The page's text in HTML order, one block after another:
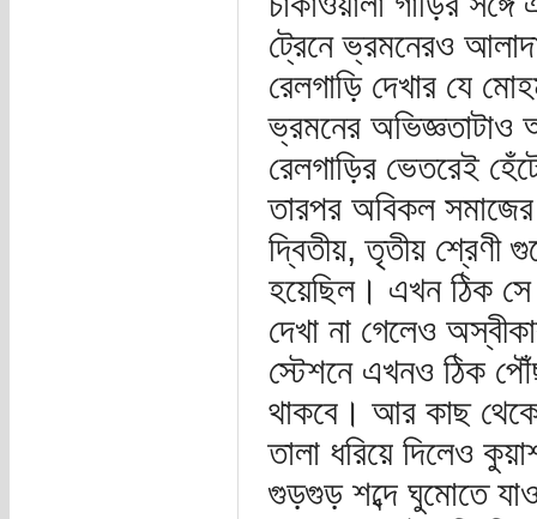
ট্রেনে ভ্রমনেরও
রেলগাড়ি দেখার যে
ভ্রমনের অভিজ্ঞতাটাও
রেলগাড়ির ভেতরেই
তারপর অবিকল
দ্বিতীয়, তৃতীয় শ্রেণী
হয়েছিল। এখন ঠিক সে
দেখা না গেলেও
স্টেশনে এখনও ঠিক
থাকবে। আর কাছ থেকে
তালা ধরিয়ে দিলেও
গুড়গুড় শব্দে ঘুমোতে